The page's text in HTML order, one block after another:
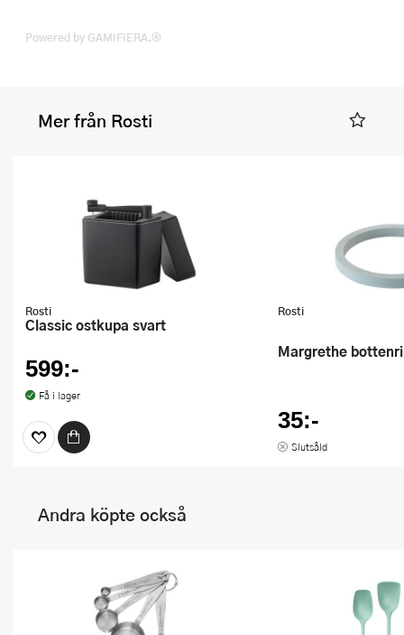
Powered by GAMIFIERA.®
Mer från Rosti
Rosti
Classic ostkupa svart
599:-
Få i lager
Rosti
Margrethe
35:-
Slutsåld
Andra köpte också